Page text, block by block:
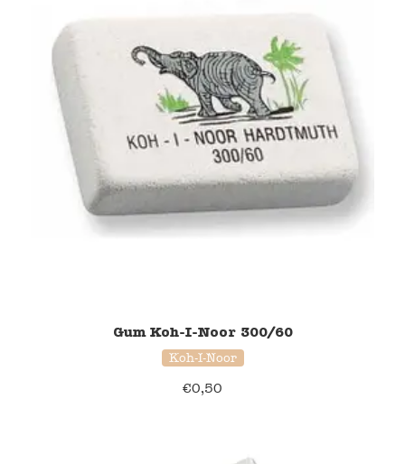
Gum Koh-I-Noor 300/60
Koh-I-Noor
€0,50